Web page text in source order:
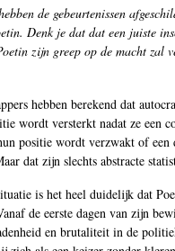
de gebeurtenissen
Denk je dat dat een juiste
zijn greep op de macht zal
hebben berekend dat
wordt versterkt nadat ze een
positie wordt verzwakt of een
dat zijn slechts abstracte
is het heel duidelijk dat
de eerste dagen van zijn
en brutaliteit in de